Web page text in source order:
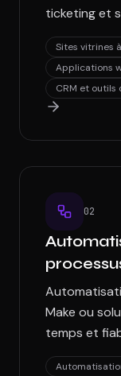
ticketing et
Sites vitrines
Applications
CRM et outils
02
Make ou
temps et